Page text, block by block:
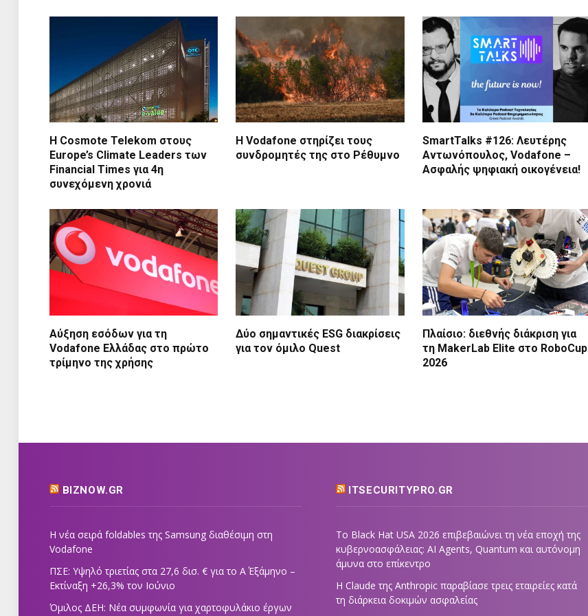
Η Cosmote Telekom στους
Europe’s Climate Leaders των
Financial Times για 4η
συνεχόμενη χρονιά
Η Vodafone στηρίζει τους
συνδρομητές της στο Ρέθυμνο
SmartTalks #126: Λευτέρης
Αντωνόπουλος, Vodafone –
Ασφαλής ψηφιακή οικογένεια!
Αύξηση εσόδων για τη
Vodafone Ελλάδας στο πρώτο
τρίμηνο της χρήσης
Δύο σημαντικές ESG διακρίσεις
για τον όμιλο Quest
Πλαίσιο: διεθνής διάκριση για
τη MakerLab Elite στο RoboCup
2026
BIZNOW.GR
Η νέα σειρά foldables της Samsung διαθέσιμη στη
Vodafone
ΠΣΕ: Υψηλό τριετίας στα 27,6 δισ. € για το Α΄ Εξάμηνο –
Εκτίναξη +26,3% τον Ιούνιο
Όμιλος ΔΕΗ: Νέα συμφωνία για χαρτοφυλάκιο έργων
ITSECURITYPRO.GR
Το Black Hat USA 2026 επιβεβαιώνει τη νέα εποχή της
κυβερνοασφάλειας: AI Agents, Quantum και αυτόνομη
άμυνα στο επίκεντρο
Η Claude της Anthropic παραβίασε τρεις εταιρείες κατά
τη διάρκεια δοκιμών ασφαλείας